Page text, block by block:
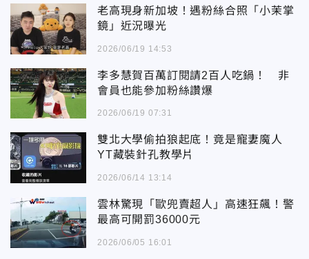
老高現身新加坡！遇粉絲合照「小茉掌
鏡」近況曝光
2026/06/19 14:53
李多慧賀百萬訂閱請2百人吃鍋！ 非
會員也能參加粉絲讚爆
2026/06/19 07:31
雙北大學偷拍狼起底！竟是寵妻魔人
YT藏裝針孔教學片
2026/06/14 13:14
雲林驚現「歐兜賣超人」高速狂飆！警
最高可開罰36000元
2026/06/05 16:01